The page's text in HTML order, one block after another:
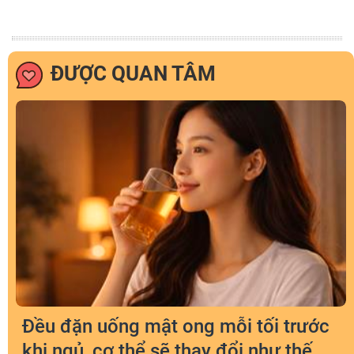
ĐƯỢC QUAN TÂM
Đều đặn uống mật ong mỗi tối trước